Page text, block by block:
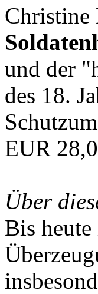
Christine
und der
des 18.
EUR
Über
Bis